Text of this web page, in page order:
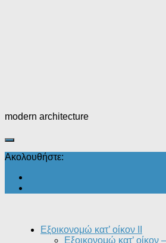
modern architecture
Ακολουθήστε:
Εξοικονομώ κατ’ οίκον II
Εξοικονομώ κατ’ οίκον